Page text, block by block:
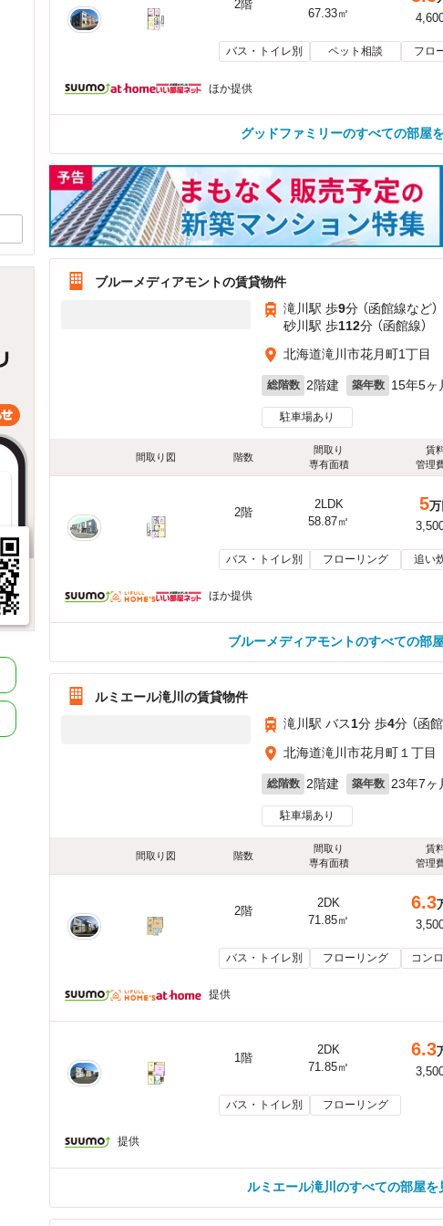
2階
67.33㎡
バス・トイレ別 ペット相談 フロ
ほか提供
グッドファミリーのすべての部屋
ブルーメディアモントの賃貸物件
滝川駅 歩9分 （函館線など）
砂川駅 歩112分 （函館線）
北海道滝川市花月町1丁目
総階数 2階建 築年数 15年5ヶ
駐車場あり
間取り図 階数
間取り
専有面積
賃
管理
2階
2LDK
58.87㎡
5万
バス・トイレ別 フローリング 追い
ほか提供
ブルーメディアモントのすべての部
ルミエール滝川の賃貸物件
滝川駅 バス1分 歩4分 （函
北海道滝川市花月町１丁目
総階数 2階建 築年数 23年7ヶ
駐車場あり
間取り図 階数
間取り
専有面積
賃
管理
2階
2DK
71.85㎡
6.3
バス・トイレ別 フローリング コン
提供
1階
2DK
71.85㎡
6.3
バス・トイレ別 フローリング
提供
ルミエール滝川のすべての部屋を